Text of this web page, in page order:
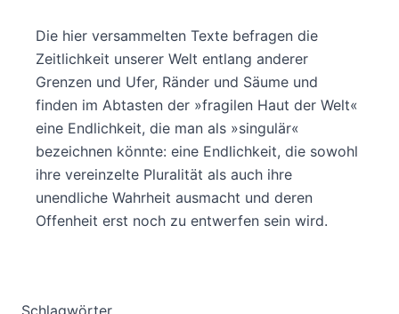
Die hier versammelten Texte befragen die
Zeitlichkeit unserer Welt entlang anderer
Grenzen und Ufer, Ränder und Säume und
finden im Abtasten der »fragilen Haut der Welt«
eine Endlichkeit, die man als »singulär«
bezeichnen könnte: eine Endlichkeit, die sowohl
ihre vereinzelte Pluralität als auch ihre
unendliche Wahrheit ausmacht und deren
Offenheit erst noch zu entwerfen sein wird.
Schlagwörter